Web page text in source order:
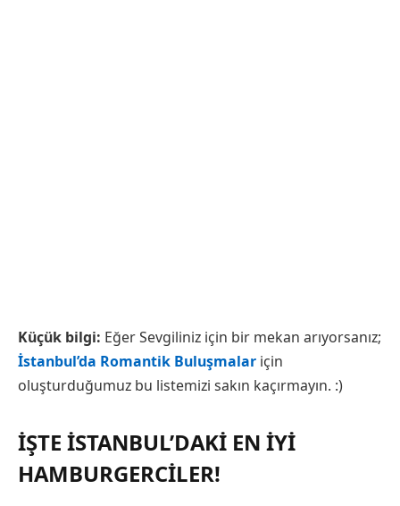
Küçük bilgi: Eğer Sevgiliniz için bir mekan arıyorsanız;
İstanbul’da Romantik Buluşmalar için
oluşturduğumuz bu listemizi sakın kaçırmayın. :)
İŞTE İSTANBUL’DAKI EN İYI
HAMBURGERCILER!